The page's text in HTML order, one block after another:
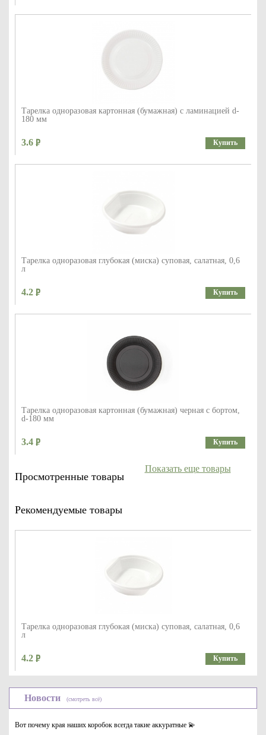
Тарелка одноразовая картонная (бумажная) с ламинацией d-
180 мм
3.6 Купить
Тарелка одноразовая глубокая (миска) суповая, салатная, 0,6
л
4.2 Купить
Тарелка одноразовая картонная (бумажная) черная с бортом,
d-180 мм
3.4 Купить
Просмотренные товары
Рекомендуемые товары
Тарелка одноразовая глубокая (миска) суповая, салатная, 0,6
л
4.2 Купить
Показать еще товары
Новости (смотреть всё)
Вот почему края наших коробок всегда такие аккуратные 💫